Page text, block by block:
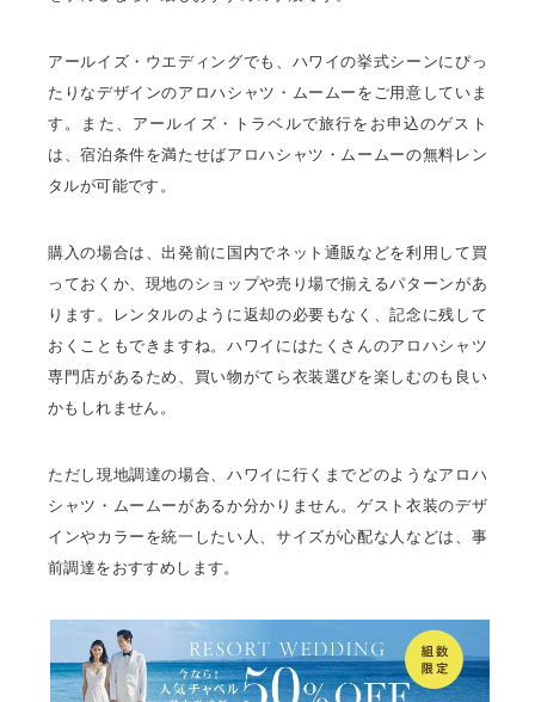
アールイズ・ウエディングでも、ハワイの挙式シーンにぴっ
たりなデザインのアロハシャツ・ムームーをご用意していま
す。また、アールイズ・トラベルで旅行をお申込のゲスト
は、宿泊条件を満たせばアロハシャツ・ムームーの無料レン
タルが可能です。
購入の場合は、出発前に国内でネット通販などを利用して買
っておくか、現地のショップや売り場で揃えるパターンがあ
ります。レンタルのように返却の必要もなく、記念に残して
おくこともできますね。ハワイにはたくさんのアロハシャツ
専門店があるため、買い物がてら衣装選びを楽しむのも良い
かもしれません。
ただし現地調達の場合、ハワイに行くまでどのようなアロハ
シャツ・ムームーがあるか分かりません。ゲスト衣装のデザ
インやカラーを統一したい人、サイズが心配な人などは、事
前調達をおすすめします。